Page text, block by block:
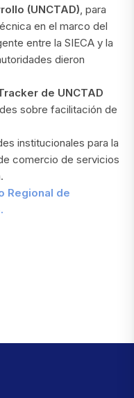
(UNCTAD) , para
en el marco del
entre la SIECA y la
dieron
de UNCTAD
sobre facilitación de
institucionales para la
comercio de servicios
Regional de